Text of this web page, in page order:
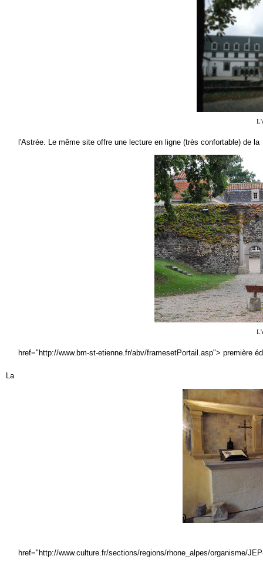
l'Astrée. Le même site offre une lecture en ligne (très confortable) de la
href="http://www.bm-st-etienne.fr/abv/framesetPortail.asp"> première
La
href="http://www.culture.fr/sections/regions/rhone_alpes/organisme/